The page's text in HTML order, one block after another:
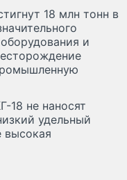
18 млн тонн в
и
18 не наносят
удельный
высокая